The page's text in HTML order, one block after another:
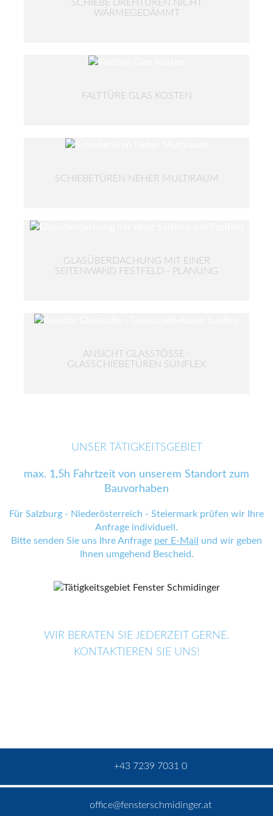
SCHIEBE DREHTÜREN NICHT
WÄRMEGEDÄMMT
FALTTÜRE GLAS KOSTEN
SCHIEBETÜREN NEHER MULTIRAUM
GLASÜBERDACHUNG MIT EINER
SEITENWAND FESTFELD - PLANUNG
ANSICHT GLASSTÖSSE - G
LASSCHIEBETÜREN SUNFLEX
UNSER TÄTIGKEITSGEBIET
max. 1,5h Fahrtzeit von unserem Standort zum
Bauvorhaben
Für Salzburg - Niederösterreich - Steiermark prüfen wir Ihre
Anfrage individuell.
Bitte senden Sie uns Ihre Anfrage per E-Mail
und wir geben
Ihnen umgehend Bescheid.
WIR BERATEN SIE JEDERZEIT GERNE.
KONTAKTIEREN SIE UNS!
+43 7239 7031 0
office@fensterschmidinger.at